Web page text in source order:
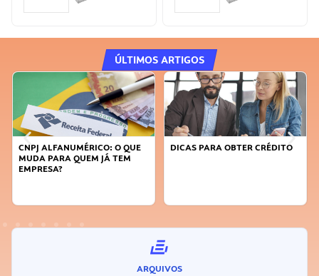
ÚLTIMOS ARTIGOS
DICAS PARA OBTER CRÉDITO
FAÇA A DIFERENÇA: SEJA
ARQUIVOS